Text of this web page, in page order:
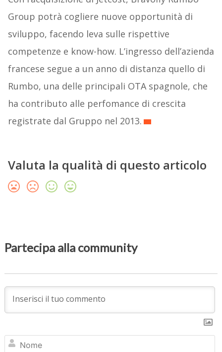
Group potrà cogliere nuove opportunità di
sviluppo, facendo leva sulle rispettive
competenze e know-how. L’ingresso dell’azienda
francese segue a un anno di distanza quello di
Rumbo, una delle principali OTA spagnole, che
ha contributo alle perfomance di crescita
registrate dal Gruppo nel 2013.
Valuta la qualità di questo articolo
Partecipa alla community